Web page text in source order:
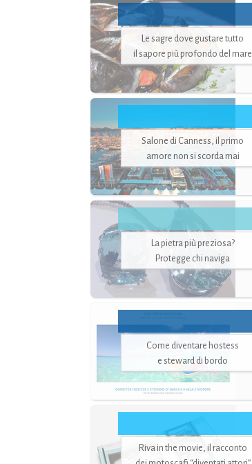
Le sagre dove gustare tutto
il sapore più profondo del mare
Salone di Canness, il primo
amore non si scorda mai
La pietra più preziosa?
Protegge chi naviga
Come diventare hostess
e steward di bordo
Riva in the movie, il racconto